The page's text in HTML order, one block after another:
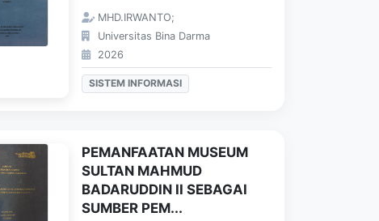
MHD.IRWANTO;
Universitas Bina Darma
2026
SISTEM INFORMASI
PEMANFAATAN MUSEUM
SULTAN MAHMUD
BADARUDDIN II SEBAGAI
SUMBER PEM...